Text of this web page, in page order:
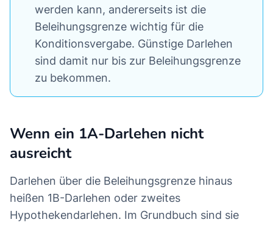
werden kann, andererseits ist die
Beleihungsgrenze wichtig für die
Konditionsvergabe. Günstige Darlehen
sind damit nur bis zur Beleihungsgrenze
zu bekommen.
Wenn ein 1A-Darlehen nicht
ausreicht
Darlehen über die Beleihungsgrenze hinaus
heißen 1B-Darlehen oder zweites
Hypothekendarlehen. Im Grundbuch sind sie